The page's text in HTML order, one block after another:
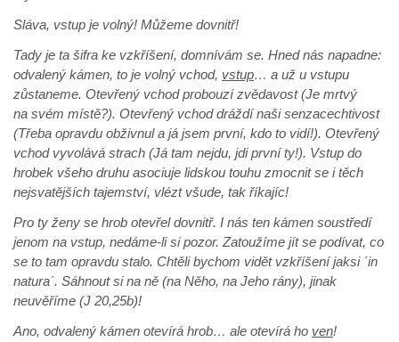
Sláva, vstup je volný! Můžeme dovnitř!
Tady je ta šifra ke vzkříšení, domnívám se. Hned nás napadne:
odvalený kámen, to je volný vchod, vstup… a už u vstupu
zůstaneme. Otevřený vchod probouzí zvědavost (Je mrtvý
na svém místě?). Otevřený vchod dráždí naši senzacechtivost
(Třeba opravdu obživnul a já jsem první, kdo to vidí!). Otevřený
vchod vyvolává strach (Já tam nejdu, jdi první ty!). Vstup do
hrobek všeho druhu asociuje lidskou touhu zmocnit se i těch
nejsvatějších tajemství, vlézt všude, tak říkajíc!
Pro ty ženy se hrob otevřel dovnitř. I nás ten kámen soustředí
jenom na vstup, nedáme-li si pozor. Zatoužíme jít se podívat, co
se to tam opravdu stalo. Chtěli bychom vidět vzkříšení jaksi ´in
natura´. Sáhnout si na ně (na Něho, na Jeho rány), jinak
neuvěříme (J 20,25b)!
Ano, odvalený kámen otevírá hrob… ale otevírá ho ven!